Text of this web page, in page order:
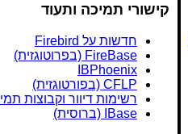
קישורי תמיכה ותעוד
חדשות על Firebird
FireBase (בפרוטוגזית)
IBPhoenix
CFLP (בפורטוגזית)
רשימות דיוור וקבוצות
IBase (ברוסית)